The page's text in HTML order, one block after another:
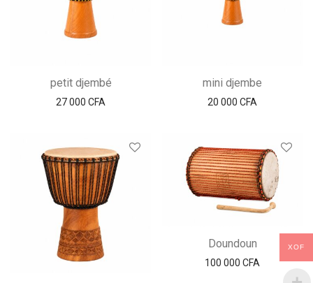
petit djembé
27 000 CFA
mini djembe
20 000 CFA
Doundoun
100 000 CFA
XOF